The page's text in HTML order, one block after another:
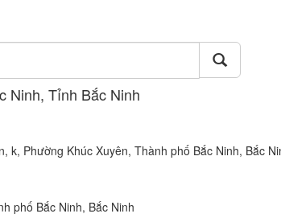
Ninh, Tỉnh Bắc Ninh
k, Phường Khúc Xuyên, Thành phố Bắc Ninh, Bắc
phố Bắc Ninh, Bắc Ninh